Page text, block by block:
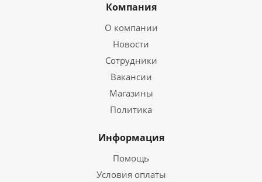
Компания
О компании
Новости
Сотрудники
Вакансии
Магазины
Политика
Информация
Помощь
Условия оплаты